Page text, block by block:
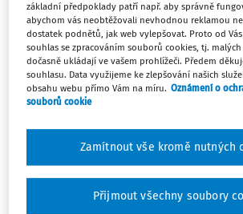
Celý dokument je jen pro
Zaregistrujte se a
zdarma plný přístup na
Díky tomu získáte
Všechny placené články na
Ucelený přehled
Archiv časopisů
základní předpoklady patří např. aby správně
abychom vás neobtěžovali nevhodnou reklamou
dostatek podnětů, jak web vylepšovat. Proto od
souhlas se zpracováním souborů cookies, tj.
dočasně ukládají ve vašem prohlížeči. Předem
souhlasu. Data využijeme ke zlepšování našich
obsahu webu přímo Vám na míru. Oznámení o
souborů cookie
Zamítnout vše kromě nutných
Přijmout všechny soubory